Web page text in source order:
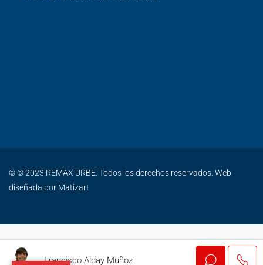
© © 2023 REMAX URBE. Todos los derechos reservados. Web
diseñada por Matizart
Francisco Alday Muñoz